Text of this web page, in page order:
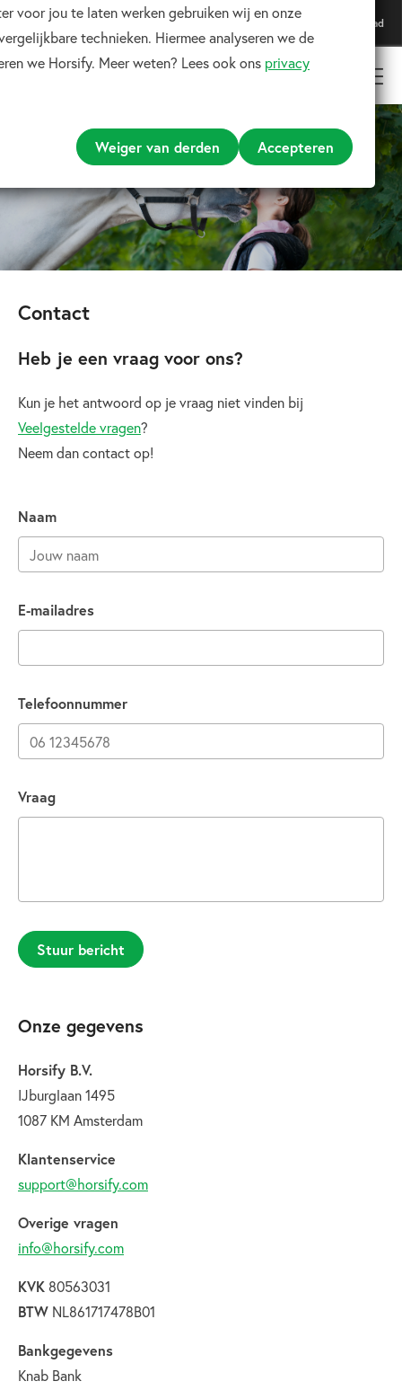
Download onze app
Voor de beste ervaring
Download
Contact
Heb je een vraag voor ons?
Kun je het antwoord op je vraag niet vinden bij
Veelgestelde vragen?
Neem dan contact op!
Naam
E-mailadres
Telefoonnummer
Vraag
Stuur bericht
Onze gegevens
Horsify B.V.
IJburglaan 1495
1087 KM Amsterdam
Klantenservice
support@horsify.com
Overige vragen
info@horsify.com
KVK 80563031
BTW NL861717478B01
Bankgegevens
Knab Bank
voor jou te laten werken gebruiken wij en onze
technieken. Hiermee analyseren we de
we Horsify. Meer weten? Lees ook ons privacy
Weiger van derden Accepteren